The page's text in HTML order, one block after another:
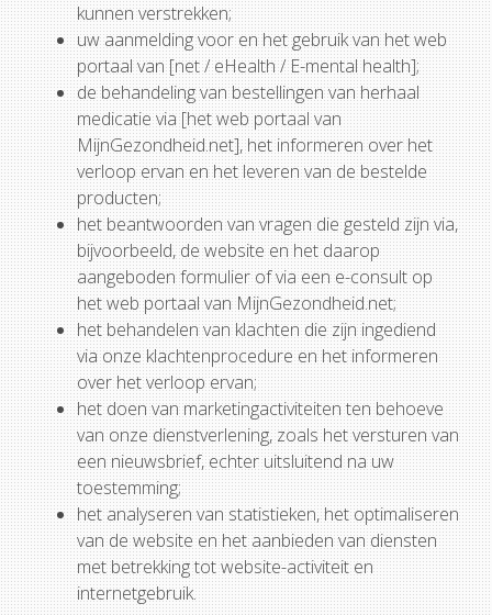
kunnen verstrekken;
uw aanmelding voor en het gebruik van het web
portaal van [net / eHealth / E-mental health];
de behandeling van bestellingen van herhaal
medicatie via [het web portaal van
MijnGezondheid.net], het informeren over het
verloop ervan en het leveren van de bestelde
producten;
het beantwoorden van vragen die gesteld zijn via,
bijvoorbeeld, de website en het daarop
aangeboden formulier of via een e-consult op
het web portaal van MijnGezondheid.net;
het behandelen van klachten die zijn ingediend
via onze klachtenprocedure en het informeren
over het verloop ervan;
het doen van marketingactiviteiten ten behoeve
van onze dienstverlening, zoals het versturen van
een nieuwsbrief, echter uitsluitend na uw
toestemming;
het analyseren van statistieken, het optimaliseren
van de website en het aanbieden van diensten
met betrekking tot website-activiteit en
internetgebruik.